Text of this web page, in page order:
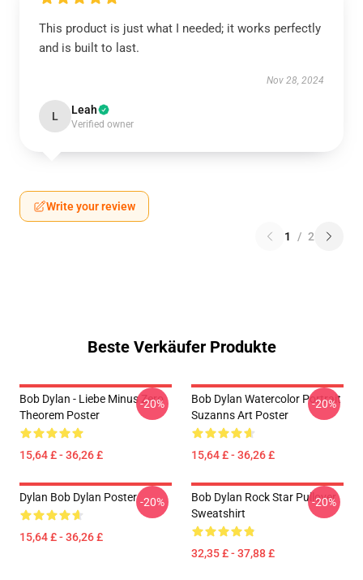
This product is just what I needed; it works perfectly
and is built to last.
Nov 28, 2024
L Leah
Verified owner
Write your review
1 / 2
Beste Verkäufer Produkte
Bob Dylan - Liebe Minus Zero
Theorem Poster
15,64 £ - 36,26 £
-20%
Bob Dylan Watercolor Portrait
Suzanns Art Poster
15,64 £ - 36,26 £
-20%
Dylan Bob Dylan Poster
15,64 £ - 36,26 £
-20%
Bob Dylan Rock Star Pullover
Sweatshirt
32,35 £ - 37,88 £
-20%